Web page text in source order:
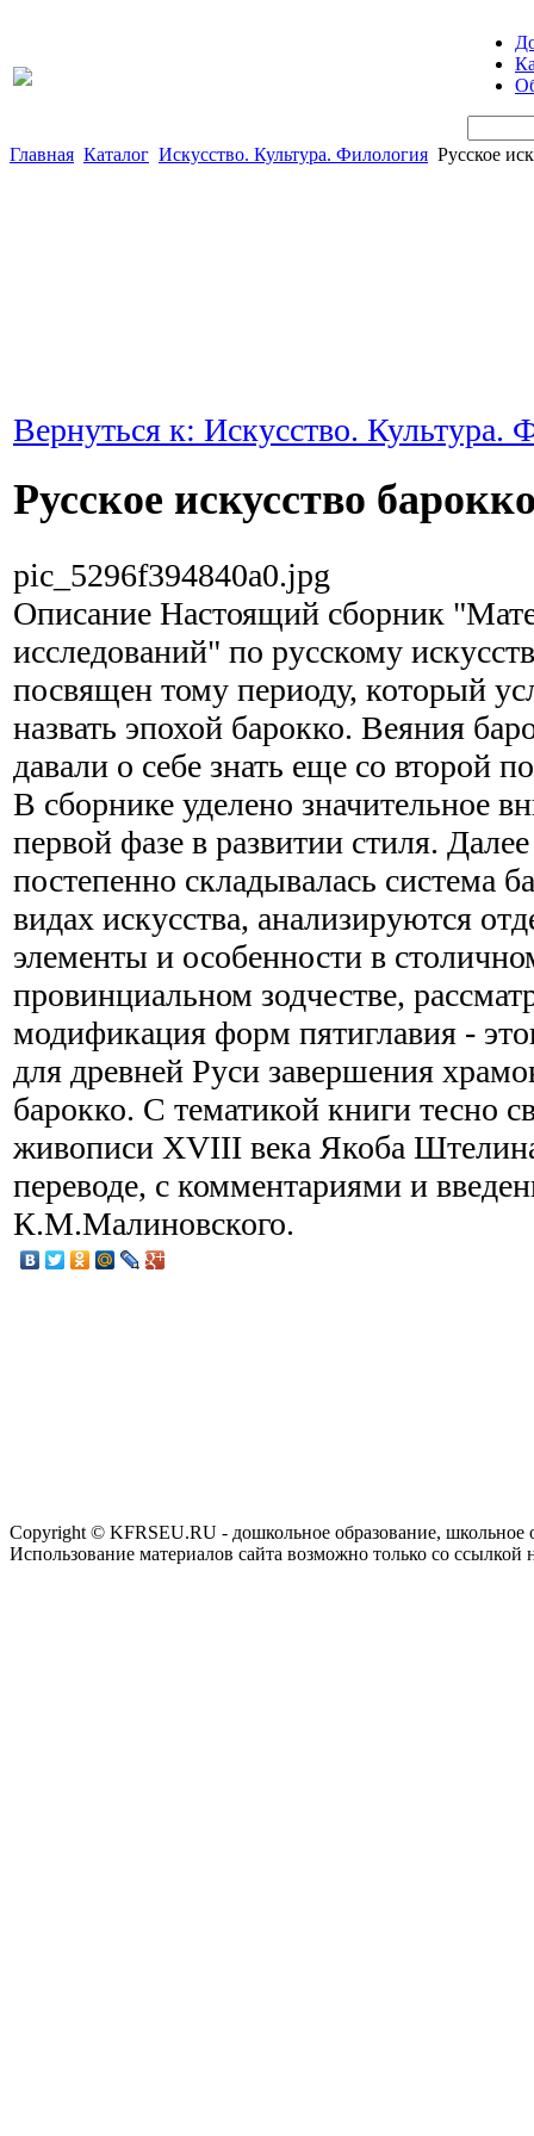
Главная Каталог Искусство. Культура. Филология Русское
Вернуться к: Искусство. Культура.
Русское искусство
pic_5296f394840a0.jpg
Описание Настоящий сборник
исследований" по русскому
посвящен тому периоду, который
назвать эпохой барокко. Веяния
давали о себе знать еще со второй
В сборнике уделено значительное
первой фазе в развитии стиля.
постепенно складывалась система
видах искусства, анализируются
элементы и особенности в
провинциальном зодчестве,
модификация форм пятиглавия -
для древней Руси завершения
барокко. С тематикой книги тесно
живописи XVIII века Якоба
переводе, с комментариями и
К.М.Малиновского.
Copyright © KFRSEU.RU - дошкольное образование, школьное
Использование материалов сайта возможно только со ссылкой